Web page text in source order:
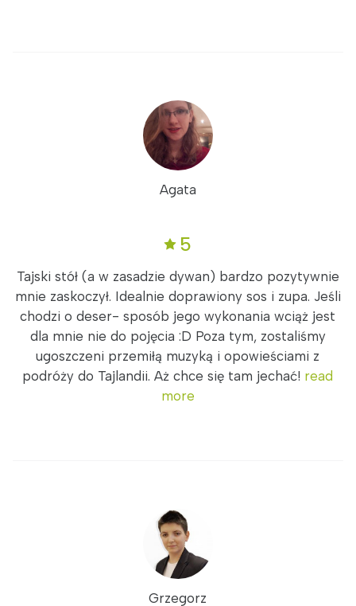
Agata
5
Tajski stół (a w zasadzie dywan) bardzo pozytywnie
mnie zaskoczył. Idealnie doprawiony sos i zupa. Jeśli
chodzi o deser- sposób jego wykonania wciąż jest
dla mnie nie do pojęcia :D Poza tym, zostaliśmy
ugoszczeni przemiłą muzyką i opowieściami z
podróży do Tajlandii. Aż chce się tam jechać! read
more
Grzegorz